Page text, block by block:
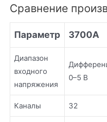
Сравнение
Параметр 3700A
Диапазон
входного
напряжения
0–5 В
Каналы 32